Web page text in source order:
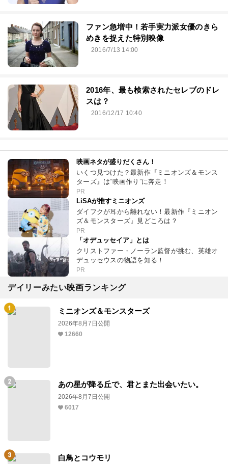
ファン急増中！若手実力派女優のきら
めきを捉えた特別映像
2016/7/13 14:00
2016年、最も検索されたセレブのドレ
スは？
2016/12/17 10:40
映画ネタが盛りだくさん！
いくつ見つけた？最新作『ミニオンズ＆モンス
ターズ』は“映画作り”に奔走！
PR
LiSAが推すミニオンズ
ダイフクが耳から離れない！最新作『ミニオン
ズ＆モンスターズ』見どころは？
PR
「オデュッセイア」とは
クリストファー・ノーラン監督が挑む、英雄オ
デュッセウスの物語を知る！
PR
デイリーみたい映画ランキング
ミニオンズ＆モンスターズ
2026年8月7日公開
12660
あの星が降る丘で、君とまた出会いたい。
2026年8月7日公開
6017
白鳥とコウモリ